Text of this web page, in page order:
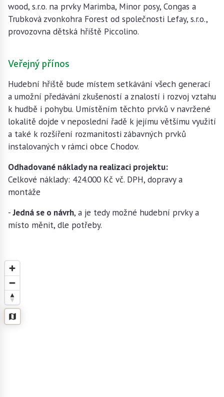
wood, s.r.o. na prvky Marimba, Minor posy, Congas a
Trubková zvonkohra Forest od společnosti Lefay, s.r.o.,
provozovna dětská hřiště Piccolino.
Veřejný přínos
Hudební hřiště bude místem setkávání všech generací
a umožní předávání zkušeností a znalostí i rozvoj vztahu
k hudbě i pohybu. Umístěním těchto prvků v navržené
lokalitě dojde v neposlední řadě k jejímu většímu využití
a také k rozšíření rozmanitosti zábavných prvků
instalovaných v rámci obce Chodov.
Odhadované náklady na realizaci projektu:
Celkové náklady: 424.000 Kč vč. DPH, dopravy a
montáže
-Jedná se o návrh, a je tedy možné hudební prvky a
místo měnit, dle potřeby.